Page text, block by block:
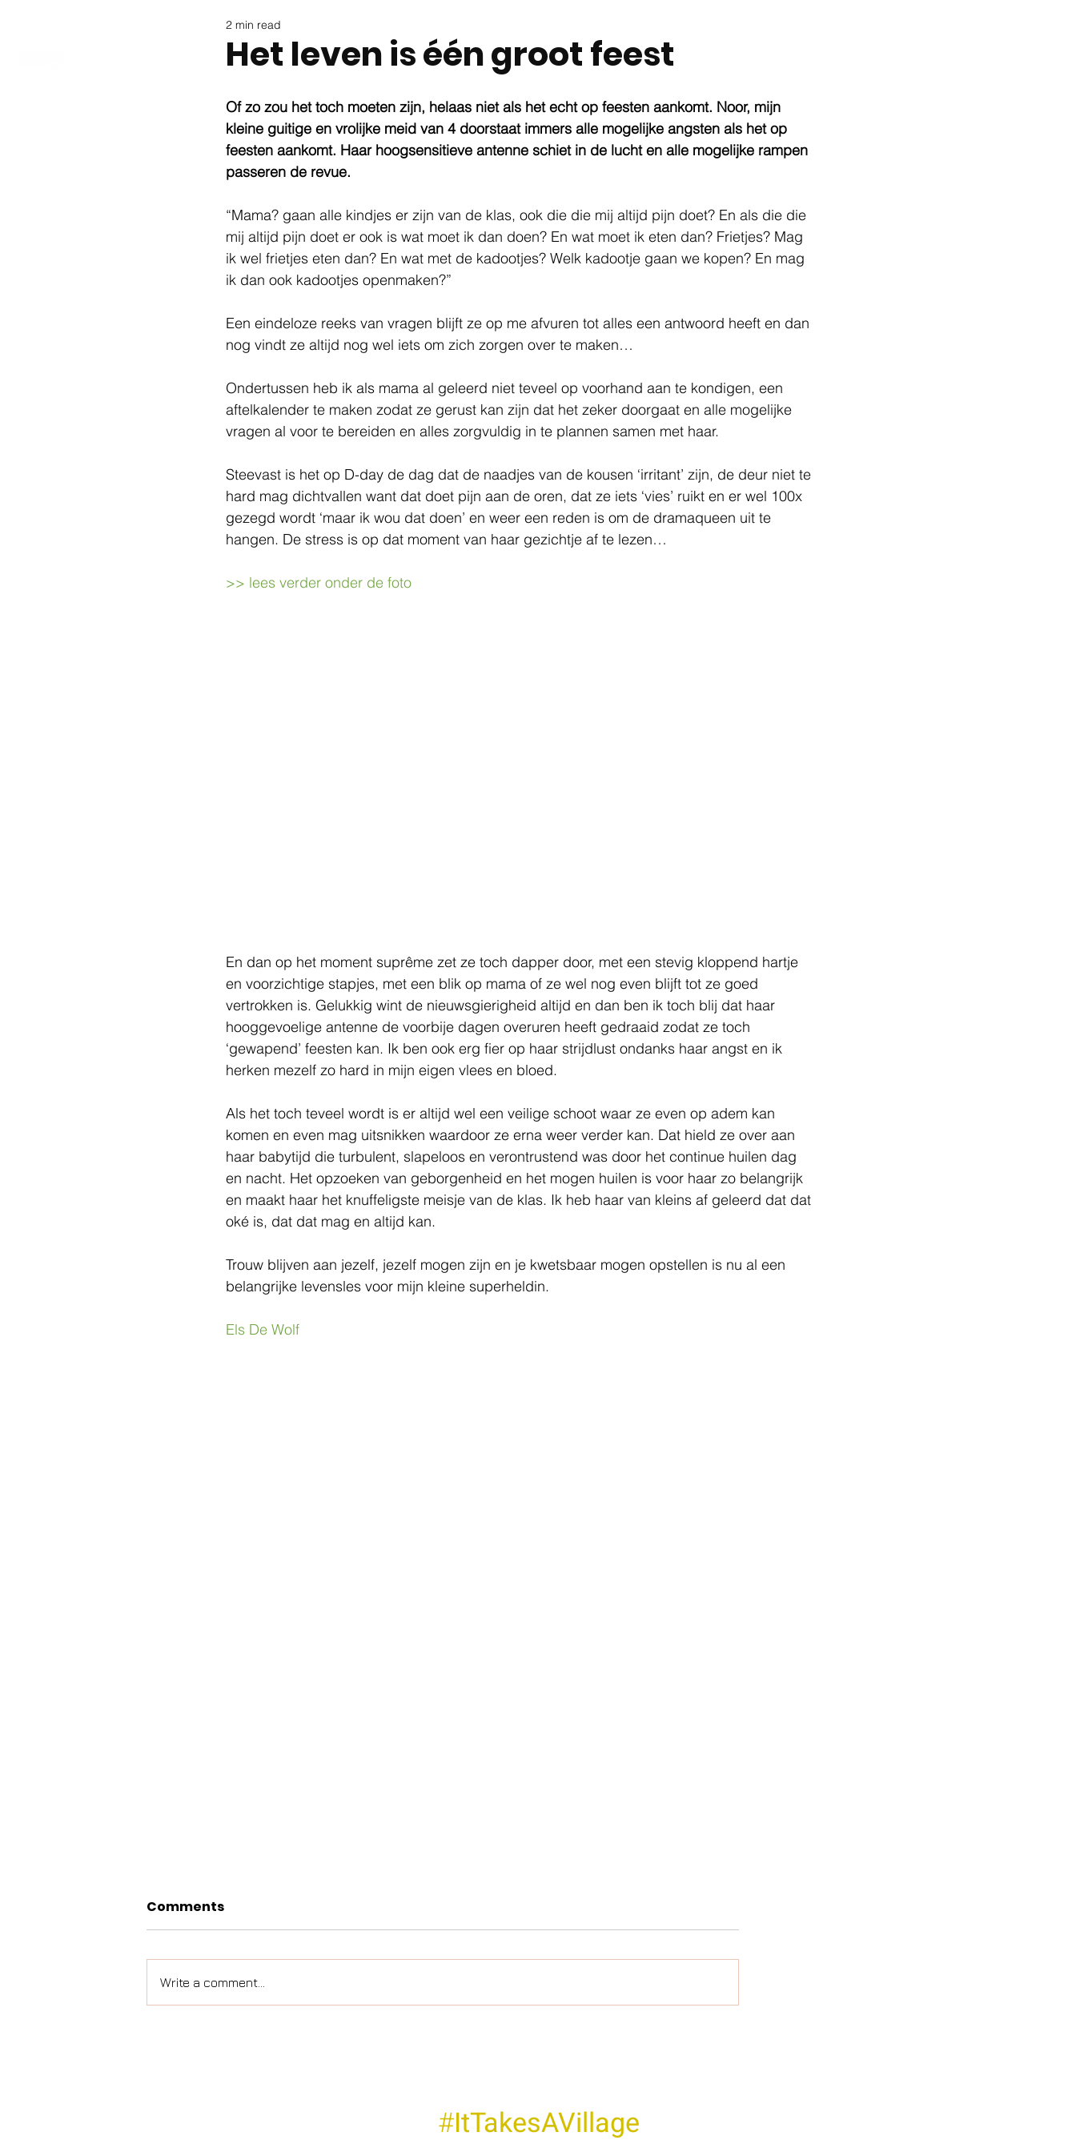
Het leven is één groot feest
2 min read
Of zo zou het toch moeten zijn, helaas niet als het echt op feesten aankomt. Noor, mijn
kleine guitige en vrolijke meid van 4 doorstaat immers alle mogelijke angsten als het op
feesten aankomt. Haar hoogsensitieve antenne schiet in de lucht en alle mogelijke rampen
passeren de revue.
“Mama? gaan alle kindjes er zijn van de klas, ook die die mij altijd pijn doet? En als die die
mij altijd pijn doet er ook is wat moet ik dan doen? En wat moet ik eten dan? Frietjes? Mag
ik wel frietjes eten dan? En wat met de kadootjes? Welk kadootje gaan we kopen? En mag
ik dan ook kadootjes openmaken?” ​
Een eindeloze reeks van vragen blijft ze op me afvuren tot alles een antwoord heeft en dan
nog vindt ze altijd nog wel iets om zich zorgen over te maken…
Ondertussen heb ik als mama al geleerd niet teveel op voorhand aan te kondigen, een
aftelkalender te maken zodat ze gerust kan zijn dat het zeker doorgaat en alle mogelijke
vragen al voor te bereiden en alles zorgvuldig in te plannen samen met haar.
Steevast is het op D-day de dag dat de naadjes van de kousen ‘irritant’ zijn, de deur niet te
hard mag dichtvallen want dat doet pijn aan de oren, dat ze iets ‘vies’ ruikt en er wel 100x
gezegd wordt ‘maar ik wou dat doen’ en weer een reden is om de dramaqueen uit te
hangen. De stress is op dat moment van haar gezichtje af te lezen…
>> lees verder onder de foto
En dan op het moment suprême zet ze toch dapper door, met een stevig kloppend hartje
en voorzichtige stapjes, met een blik op mama of ze wel nog even blijft tot ze goed
vertrokken is. Gelukkig wint de nieuwsgierigheid altijd en dan ben ik toch blij dat haar
hooggevoelige antenne de voorbije dagen overuren heeft gedraaid zodat ze toch
‘gewapend’ feesten kan. Ik ben ook erg fier op haar strijdlust ondanks haar angst en ik
herken mezelf zo hard in mijn eigen vlees en bloed.
Als het toch teveel wordt is er altijd wel een veilige schoot waar ze even op adem kan
komen en even mag uitsnikken waardoor ze erna weer verder kan. Dat hield ze over aan
haar babytijd die turbulent, slapeloos en verontrustend was door het continue huilen dag
en nacht. Het opzoeken van geborgenheid en het mogen huilen is voor haar zo belangrijk
en maakt haar het knuffeligste meisje van de klas. Ik heb haar van kleins af geleerd dat dat
oké is, dat dat mag en altijd kan.
Trouw blijven aan jezelf, jezelf mogen zijn en je kwetsbaar mogen opstellen is nu al een
belangrijke levensles voor mijn kleine superheldin.
Els De Wolf
Comments
Write a comment...
#ItTakesAVillage